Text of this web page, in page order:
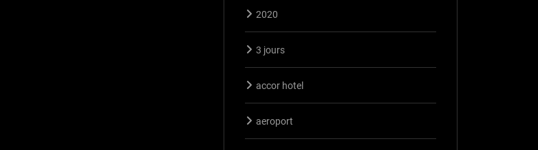
2020
3 jours
accor hotel
aeroport